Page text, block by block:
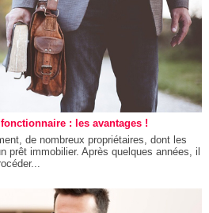
: les avantages !
de nombreux propriétaires, dont les
prêt immobilier. Après quelques années, il